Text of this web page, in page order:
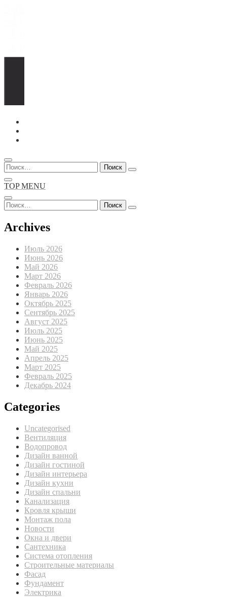
Перейти
содержимому
Найти:
TOP MENU
Найти:
Archives
Июль 2026
Июнь 2026
Май 2026
Март 2026
Февраль 2026
Январь 2026
Октябрь 2025
Сентябрь 2025
Август 2025
Июль 2025
Июнь 2025
Май 2025
Апрель 2025
Март 2025
Февраль 2025
Декабрь 2024
Categories
Uncategorised
Вентиляция
Водопровод
Дизайн ванной
Дизайн гостиной
Дизайн интерьера
Дизайн кухни
Дизайн спальни
Канализация
Кровля крыши
Монтаж пола
Новости
Окна и двери
Сантехника
Система отопления
Строительные материалы
Фасад
Фундамент
Электрика